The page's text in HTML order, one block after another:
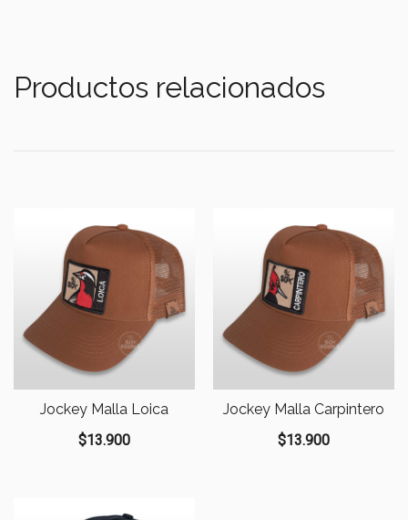
Productos relacionados
Jockey Malla Loica
$13.900
Jockey Malla Carpintero
$13.900